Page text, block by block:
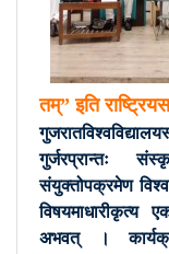
तम्” इति
गुर्जरप्रान्तः
संयुक्तोपक्रमेण
विषयमाधारीकृत्य
अभवत् ।